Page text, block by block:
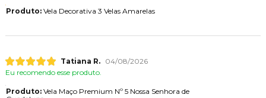
Produto:Vela Decorativa 3 Velas Amarelas
Tatiana R.
04/08/2026
Eu recomendo esse produto.
Produto:Vela Maço Premium Nº 5 Nossa Senhora de